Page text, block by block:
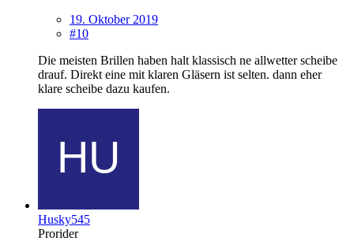
19. Oktober 2019
#10
Die meisten Brillen haben halt klassisch ne allwetter scheibe
drauf. Direkt eine mit klaren Gläsern ist selten. dann eher
klare scheibe dazu kaufen.
Husky545
Prorider